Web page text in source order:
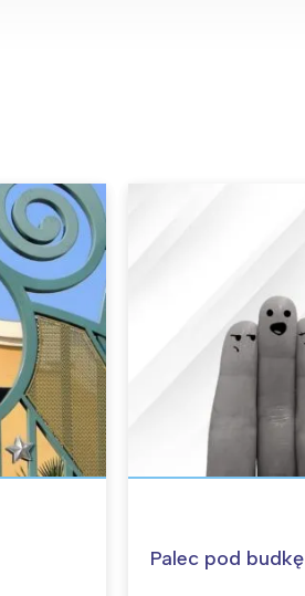
Palec pod budkę